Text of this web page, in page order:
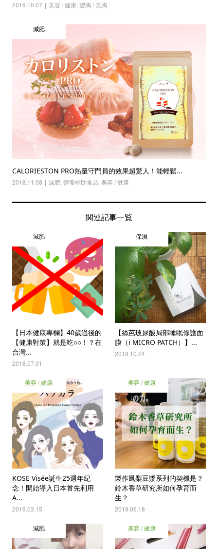
2019.10.07 美容 / 健康, 豐胸 / 美胸
減肥
CALORIESTON PRO熱量守門員的效果超驚人！能輕鬆...
2018.11.08 減肥, 營養輔助食品 美容 / 健康
関連記事一覧
減肥
【日本健康專欄】40歲過後的
【健康對策】就是吃○○！？在
台灣...
2018.07.01
保濕
【絲芭玻尿酸局部睡眠修護面
膜（i MICRO PATCH）】...
2018.10.24
美容 / 健康
KOSE Visée誕生25週年紀
念！開始導入日本首先利用
A...
2019.03.15
美容 / 健康
製作鳳梨豆漿系列的契機是？
鈴木香草研究所如何孕育而
生？
2019.06.18
減肥 美容 / 健康